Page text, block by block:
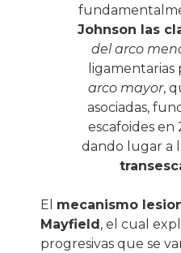
Johnson las
del arco
ligamentarias
arco mayor,
asociadas,
escafoides en
dando lugar a
El mecanismo
Mayfield , el cual
progresivas que se